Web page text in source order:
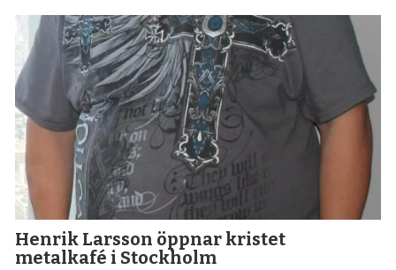
Henrik Larsson öppnar kristet
metalkafé i Stockholm